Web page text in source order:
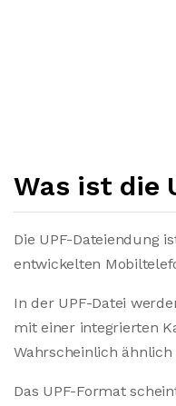
Was ist die
Die UPF-Dateiendung
entwickelten
In der UPF-Datei
mit einer integrierten
Wahrscheinlich
Das UPF-Format